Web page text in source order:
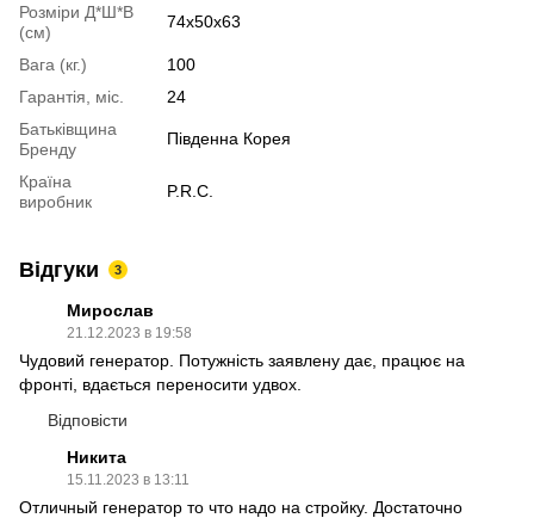
Розміри Д*Ш*В
(см)
74x50x63
Вага (кг.)
100
Гарантія, міс.
24
Батьківщина
Бренду
Південна Корея
Країна
виробник
P.R.C.
Відгуки 3
Мирослав
21.12.2023 в 19:58
Чудовий генератор. Потужність заявлену дає, працює на
фронті, вдається переносити удвох.
Відповісти
Никита
15.11.2023 в 13:11
Отличный генератор то что надо на стройку. Достаточно